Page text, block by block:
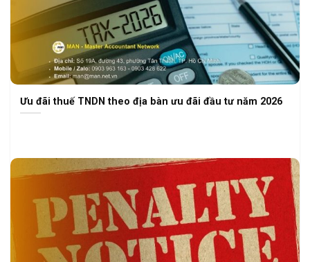
Ưu đãi thuế TNDN theo địa bàn ưu đãi đầu tư năm 2026